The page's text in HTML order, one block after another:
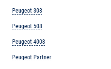
Peugeot 308
Peugeot 508
Peugeot 4008
Peugeot Partner